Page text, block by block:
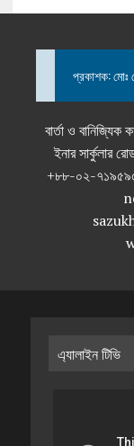
প্রকাশক: মোঃ
বার্তা ও বানিজ্যিক
ইনার সার্কুলার
+৮৮-০২-
এ্যালাইন টিভি